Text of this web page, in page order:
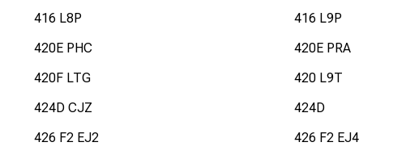
416 L8P 416 L9P
420E PHC 420E PRA
420F LTG 420 L9T
424D CJZ 424D
426 F2 EJ2 426 F2 EJ4